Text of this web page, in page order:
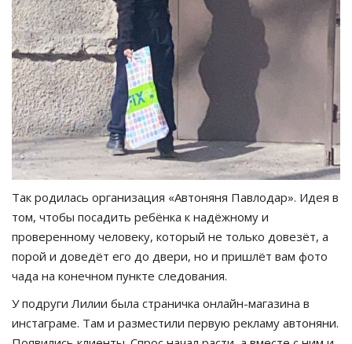
Так родилась организация «Автоняня Павлодар». Идея в
том, чтобы посадить ребёнка к надёжному и
проверенному человеку, который не только довезёт, а
порой и доведёт его до двери, но и пришлёт вам фото
чада на конечном пункте следования.
У подруги Лилии была страничка онлайн-магазина в
инстаграме. Там и разместили первую рекламу автоняни.